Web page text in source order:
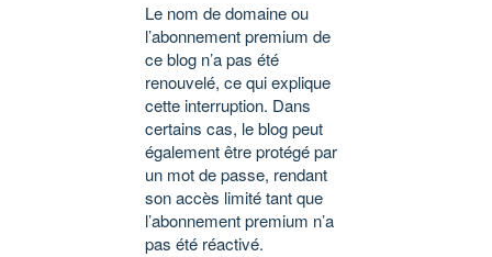
Le nom de domaine ou
l’abonnement premium de
ce blog n’a pas été
renouvelé, ce qui explique
cette interruption. Dans
certains cas, le blog peut
également être protégé par
un mot de passe, rendant
son accès limité tant que
l’abonnement premium n’a
pas été réactivé.